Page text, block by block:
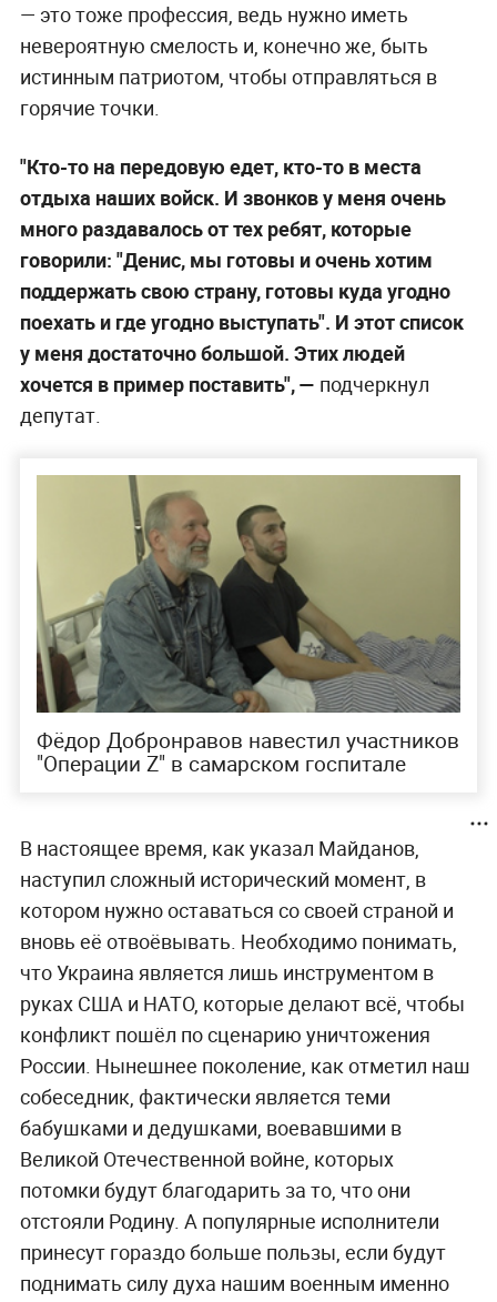
— это тоже профессия, ведь нужно иметь
невероятную смелость и, конечно же, быть
истинным патриотом, чтобы отправляться в
горячие точки.
"Кто-то на передовую едет, кто-то в места
отдыха наших войск. И звонков у меня очень
много раздавалось от тех ребят, которые
говорили: "Денис, мы готовы и очень хотим
поддержать свою страну, готовы куда угодно
поехать и где угодно выступать". И этот список
у меня достаточно большой. Этих людей
хочется в пример поставить", — подчеркнул
депутат.
Фёдор Добронравов навестил участников
"Операции Z" в самарском госпитале
В настоящее время, как указал Майданов,
наступил сложный исторический момент, в
котором нужно оставаться со своей страной и
вновь её отвоёвывать. Необходимо понимать,
что Украина является лишь инструментом в
руках США и НАТО, которые делают всё, чтобы
конфликт пошёл по сценарию уничтожения
России. Нынешнее поколение, как отметил наш
собеседник, фактически является теми
бабушками и дедушками, воевавшими в
Великой Отечественной войне, которых
потомки будут благодарить за то, что они
отстояли Родину. А популярные исполнители
принесут гораздо больше пользы, если будут
поднимать силу духа нашим военным именно